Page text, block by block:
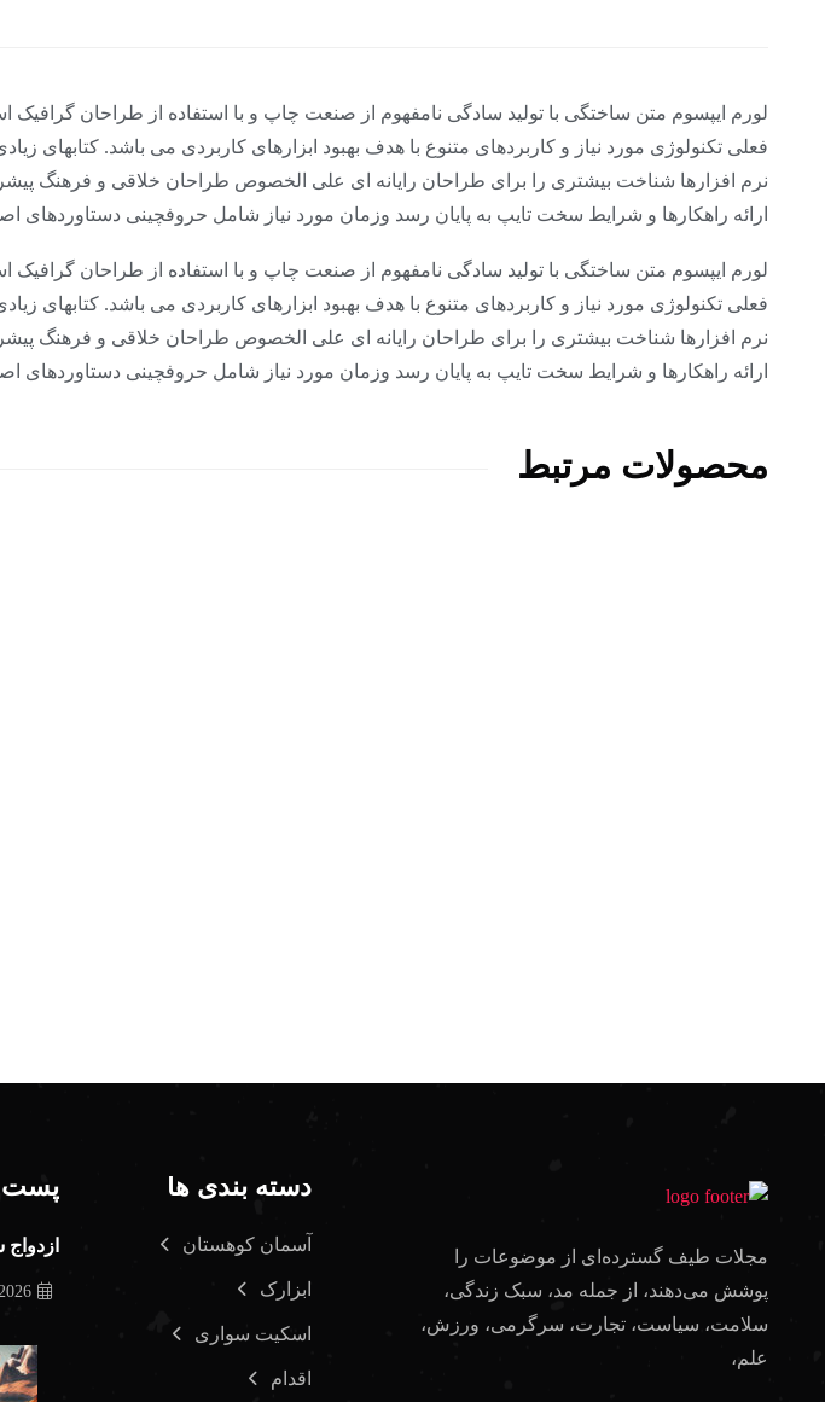
لورم ایپسوم متن ساختگی با تولید سادگی نامفهوم از صنعت چاپ و با استفاده از طراحان
فعلی تکنولوژی مورد نیاز و کاربردهای متنوع با هدف بهبود ابزارهای کاربردی می باشد.
نرم افزارها شناخت بیشتری را برای طراحان رایانه ای علی الخصوص طراحان خلاقی و فرهنگ
ارائه راهکارها و شرایط سخت تایپ به پایان رسد وزمان مورد نیاز شامل حروفچینی دستاوردهای
لورم ایپسوم متن ساختگی با تولید سادگی نامفهوم از صنعت چاپ و با استفاده از طراحان
فعلی تکنولوژی مورد نیاز و کاربردهای متنوع با هدف بهبود ابزارهای کاربردی می باشد.
نرم افزارها شناخت بیشتری را برای طراحان رایانه ای علی الخصوص طراحان خلاقی و فرهنگ
ارائه راهکارها و شرایط سخت تایپ به پایان رسد وزمان مورد نیاز شامل حروفچینی دستاوردهای
محصولات مرتبط
مجلات طیف گسترده‌ای از موضوعات را
پوشش می‌دهند، از جمله مد، سبک زندگی،
سلامت، سیاست، تجارت، سرگرمی، ورزش،
علم،
دسته بندی ها
آسمان کوهستان
ابزارک
اسکیت سواری
اقدام
پست